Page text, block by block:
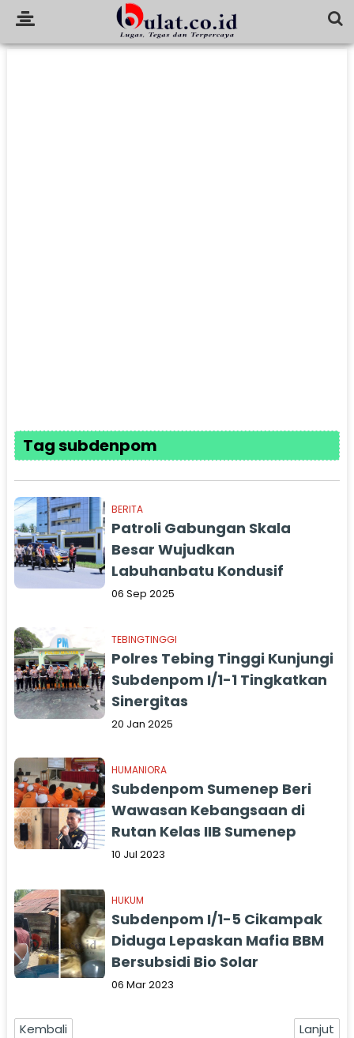
Tag subdenpom
BERITA
Patroli Gabungan Skala
Besar Wujudkan
Labuhanbatu Kondusif
06 Sep 2025
TEBINGTINGGI
Polres Tebing Tinggi Kunjungi
Subdenpom I/1-1 Tingkatkan
Sinergitas
20 Jan 2025
HUMANIORA
Subdenpom Sumenep Beri
Wawasan Kebangsaan di
Rutan Kelas IIB Sumenep
10 Jul 2023
HUKUM
Subdenpom I/1-5 Cikampak
Diduga Lepaskan Mafia BBM
Bersubsidi Bio Solar
06 Mar 2023
Kembali Lanjut